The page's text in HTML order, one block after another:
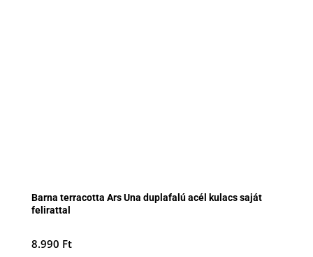
Barna terracotta Ars Una duplafalú acél kulacs saját
felirattal
8.990 Ft